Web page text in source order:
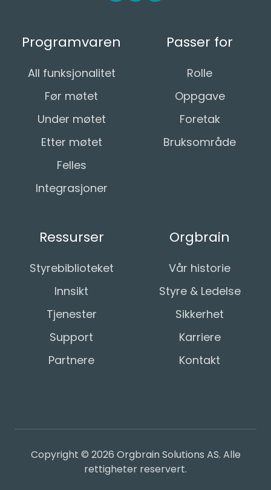
Programvaren
All funksjonalitet
Før møtet
Under møtet
Etter møtet
Felles
Integrasjoner
Passer for
Rolle
Oppgave
Foretak
Bruksområde
Ressurser
Styrebiblioteket
Innsikt
Tjenester
Support
Partnere
Orgbrain
Vår historie
Styre & Ledelse
Sikkerhet
Karriere
Kontakt
Copyright © 2026 Orgbrain Solutions AS. Alle
rettigheter reservert.